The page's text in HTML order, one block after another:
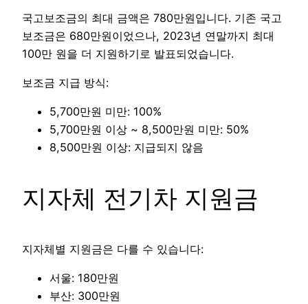
국고보조금의 최대 금액은 780만원입니다. 기존 국고
보조금은 680만원이었으나, 2023년 연말까지 최대
100만 원을 더 지원하기로 발표되었습니다.
보조금 지급 방식:
5,700만원 미만: 100%
5,700만원 이상 ~ 8,500만원 미만: 50%
8,500만원 이상: 지급되지 않음
지자체 전기차 지원금
지자체별 지원금은 다를 수 있습니다:
서울: 180만원
부산: 300만원